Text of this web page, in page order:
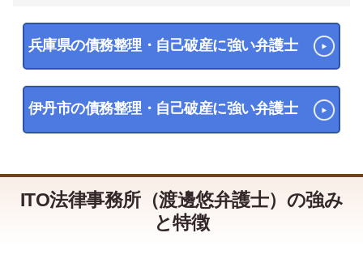
兵庫県の債務整理・自己破産に強い弁護士
伊丹市の債務整理・自己破産に強い弁護士
ITO法律事務所（渡邊悠弁護士）の強み
と特徴